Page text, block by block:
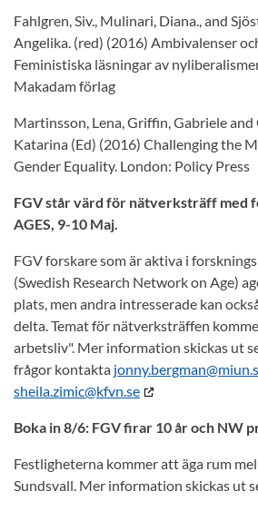
Fahlgren, Siv., Mulinari, Diana., and
Angelika. (red) (2016) Ambivalenser
Feministiska läsningar av
Makadam förlag
Martinsson, Lena, Griffin, Gabriele
Katarina (Ed) (2016) Challenging the
Gender Equality. London: Policy Press
FGV står värd för nätverksträff med
AGES, 9-10 Maj.
FGV forskare som är aktiva i
(Swedish Research Network on Age)
plats, men andra intresserade kan
delta. Temat för nätverksträffen
arbetsliv". Mer information skickas ut
frågor kontakta
sheila.zimic@kfvn.se
Boka in 8/6: FGV firar 10 år och NW
Festligheterna kommer att äga rum
Sundsvall. Mer information skickas ut